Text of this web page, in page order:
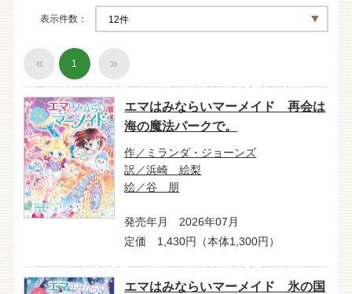
表示件数
« 1 »
エマはみならいマーメイド 再会は
海の魔法パークで。
作／ミランダ・ジョーンズ
訳／浜崎 絵梨
絵／谷 朋
発売年月 2026年07月
定価 1,430円（本体1,300円）
エマはみならいマーメイド 氷の国